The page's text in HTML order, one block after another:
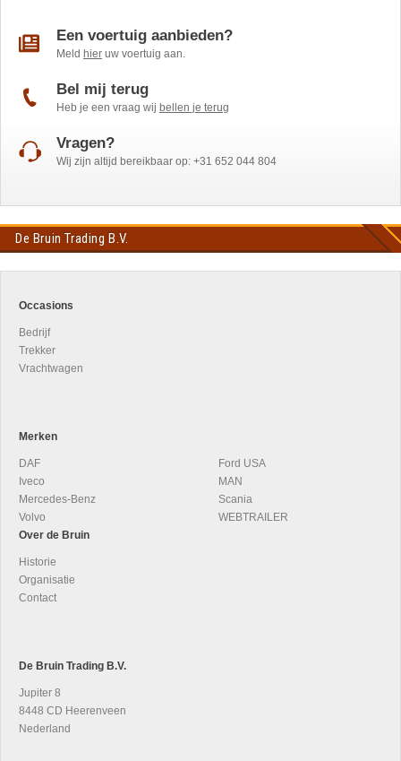
Een voertuig aanbieden?
Meld hier uw voertuig aan.
Bel mij terug
Heb je een vraag wij bellen je terug
Vragen?
Wij zijn altijd bereikbaar op: +31 652 044 804
De Bruin Trading B.V.
Occasions
Bedrijf
Trekker
Vrachtwagen
Merken
DAF
Iveco
Mercedes-Benz
Volvo
Ford USA
MAN
Scania
WEBTRAILER
Over de Bruin
Historie
Organisatie
Contact
De Bruin Trading B.V.
Jupiter 8
8448 CD Heerenveen
Nederland